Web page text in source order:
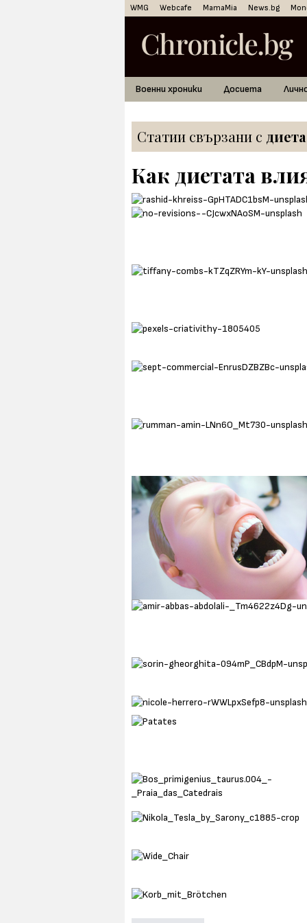
WMG Webcafe MamaMia News.bg
Военни хроники Досиета
Статии свързани с диета
Как диетата